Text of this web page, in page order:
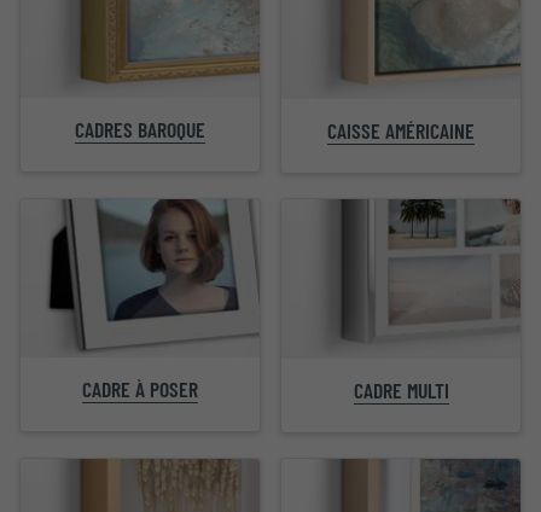
CADRES BAROQUE CAISSE AMÉRICAINE
CADRE À POSER CADRE MULTI